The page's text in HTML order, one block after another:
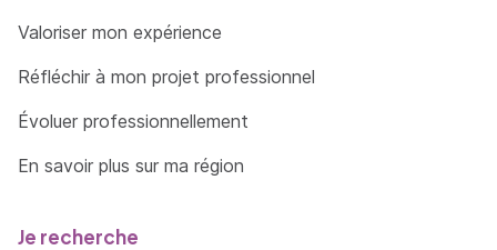
Valoriser mon expérience
Réfléchir à mon projet professionnel
Évoluer professionnellement
En savoir plus sur ma région
Je recherche